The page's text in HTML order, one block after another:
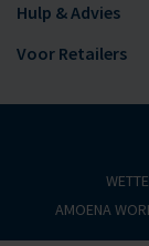
Hulp & Advies
Voor Retailers
AMOENA